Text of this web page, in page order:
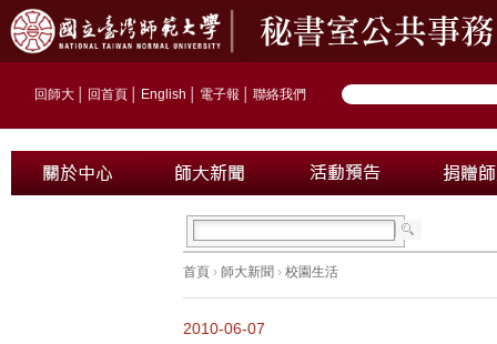
回師大 回首頁 English 電子報 聯絡我們
首頁 › 師大新聞 › 校園生活
2010-06-07